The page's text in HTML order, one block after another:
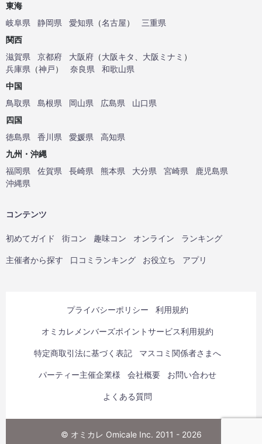
東海
岐阜県
静岡県 愛知県 （名古屋）
三重県
関西
滋賀県
京都府 大阪府 （大阪キタ 大阪ミナミ ）
兵庫県 （神戸） 奈良県
和歌山県
中国
鳥取県
島根県 岡山県 広島県
山口県
四国
徳島県
香川県 愛媛県
高知県
九州・沖縄
福岡県
佐賀県 長崎県 熊本県 大分県 宮崎県
鹿児島県
沖縄県
コンテンツ
初めてガイド 街コン 趣味コン オンライン ランキング
主催者から探す 口コミランキング お役立ち アプリ
プライバシーポリシー 利用規約
オミカレメンバーズポイントサービス利用規約
特定商取引法に基づく表記 マスコミ関係者さまへ
パーティー主催企業様 会社概要 お問い合わせ
よくある質問
© オミカレ Omicale Inc. 2011 - 2026